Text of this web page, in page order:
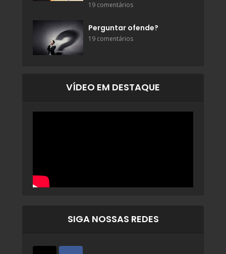
19 comentários
Perguntar ofende?
19 comentários
VÍDEO EM DESTAQUE
SIGA NOSSAS REDES